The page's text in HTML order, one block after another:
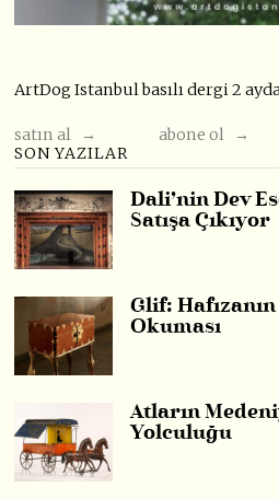
ArtDog Istanbul basılı dergi 2
satın al →
abone ol →
SON YAZILAR
Dali’nin Dev
Satışa Çıkıyor
Glif:
Okuması
Atların
Yolculuğu